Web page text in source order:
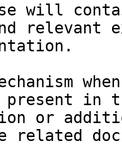
will
relevant
in
or